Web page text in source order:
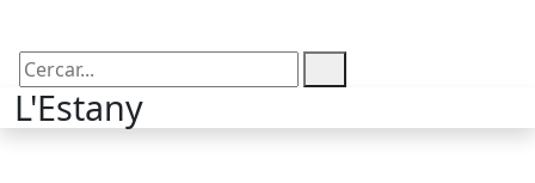
Cercar:
L'Estany